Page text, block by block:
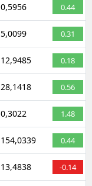
0,5956 0.44
5,0099 0.31
12,9485 0.18
28,1418 0.56
0,3022 1.48
154,0339 0.44
13,4838 -0.14